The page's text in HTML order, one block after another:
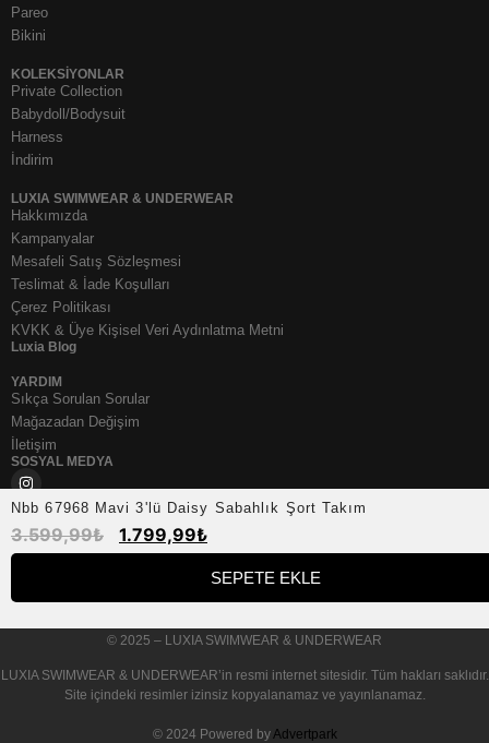
Nbb 67968 Mavi 3'lü Daisy Sabahlık Şort Takım
3.599,99₺ 1.799,99₺
SEPETE EKLE
Pareo
Bikini
KOLEKSIYONLAR
Private Collection
Babydoll/Bodysuit
Harness
İndirim
LUXIA SWIMWEAR & UNDERWEAR
Hakkımızda
Kampanyalar
Mesafeli Satış Sözleşmesi
Teslimat & İade Koşulları
Çerez Politikası
KVKK & Üye Kişisel Veri Aydınlatma Metni
Luxia Blog
YARDIM
Sıkça Sorulan Sorular
Mağazadan Değişim
İletişim
SOSYAL MEDYA
© 2025 – LUXIA SWIMWEAR & UNDERWEAR
LUXIA SWIMWEAR & UNDERWEAR’in resmi internet sitesidir. Tüm hakları saklıdır.
Site içindeki resimler izinsiz kopyalanamaz ve yayınlanamaz.
© 2024 Powered byAdvertpark